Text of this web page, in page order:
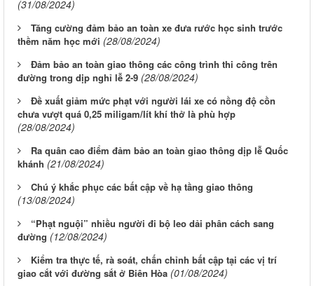
(31/08/2024)
Tăng cường đảm bảo an toàn xe đưa rước học sinh trước
thềm năm học mới (28/08/2024)
Đảm bảo an toàn giao thông các công trình thi công trên
đường trong dịp nghỉ lễ 2-9 (28/08/2024)
Đề xuất giảm mức phạt với người lái xe có nồng độ cồn
chưa vượt quá 0,25 miligam/lít khí thở là phù hợp
(28/08/2024)
Ra quân cao điểm đảm bảo an toàn giao thông dịp lễ Quốc
khánh (21/08/2024)
Chú ý khắc phục các bất cập về hạ tầng giao thông
(13/08/2024)
“Phạt nguội” nhiều người đi bộ leo dải phân cách sang
đường (12/08/2024)
Kiểm tra thực tế, rà soát, chấn chỉnh bất cập tại các vị trí
giao cắt với đường sắt ở Biên Hòa (01/08/2024)